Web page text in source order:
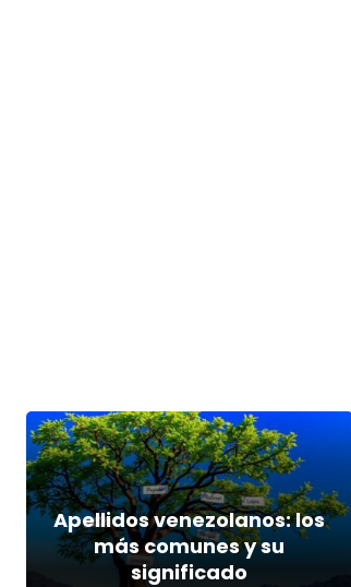
Apellidos venezolanos: los
más comunes y su
significado